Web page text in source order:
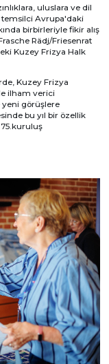
uluslara ve dil
temsilci Avrupa'daki
birbirleriyle fikir alış
Rädj/Friesenrat
Kuzey Frizya Halk
Kuzey Frizya
ilham verici
yeni görüşlere
bu yıl bir özellik